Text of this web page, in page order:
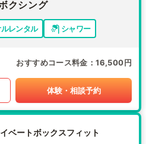
クシング
ルレンタル シャワー
おすすめコース料金 16,500円
体験・相談予約
ベートボックスフィット